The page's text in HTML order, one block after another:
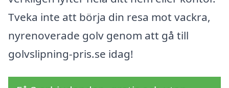
Tveka inte att börja din resa mot vackra,
nyrenoverade golv genom att gå till
golvslipning-pris.se idag!